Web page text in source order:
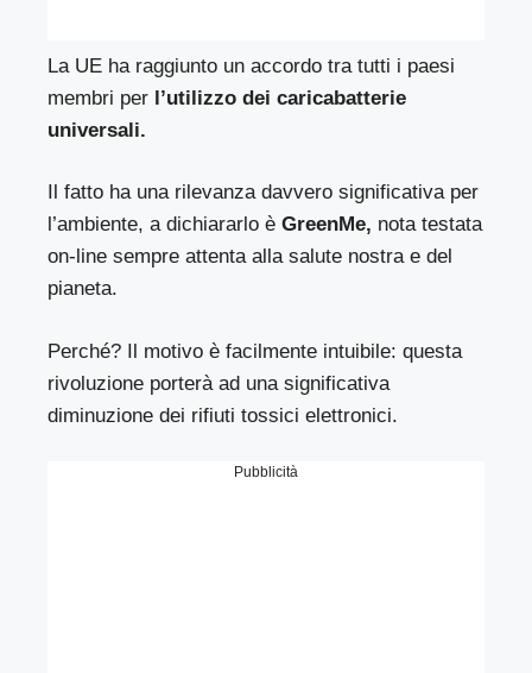
La UE ha raggiunto un accordo tra tutti i paesi
membri per l’utilizzo dei caricabatterie
universali.
Il fatto ha una rilevanza davvero significativa per
l’ambiente, a dichiararlo èGreenMe, nota testata
on-line sempre attenta alla salute nostra e del
pianeta.
Perché? Il motivo è facilmente intuibile: questa
rivoluzione porterà ad una significativa
diminuzione dei rifiuti tossici elettronici.
Pubblicità